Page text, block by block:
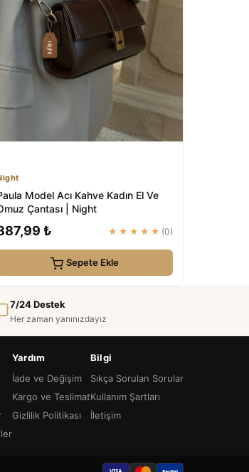
Model Acı Kahve Kadın El Ve
Çantası | Night
₺ ★★★★★ (0)
Sepete Ekle
7/24 Destek
Her zaman yanınızdayız
Yardım
İade ve Değişim
Kargo ve Teslimat
Gizlilik Politikası
Bilgi
Sıkça Sorulan Sorular
Kullanım Şartları
İletişim